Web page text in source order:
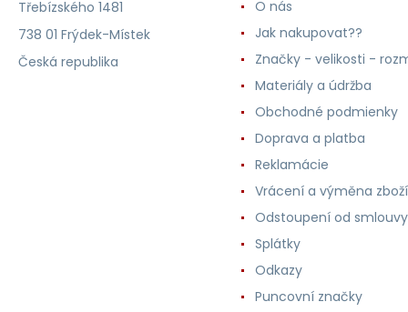
Třebízského 1481
738 01 Frýdek-Místek
Česká republika
O nás
Jak nakupovat??
Značky - velikosti -
Materiály a údržba
Obchodné podmienky
Doprava a platba
Reklamácie
Vrácení a výměna zboží
Odstoupení od smlouvy
Splátky
Odkazy
Puncovní značky